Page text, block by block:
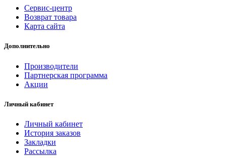
Сервис-центр
Возврат товара
Карта сайта
Дополнительно
Производители
Партнерская программа
Акции
Личный кабинет
Личный кабинет
История заказов
Закладки
Рассылка